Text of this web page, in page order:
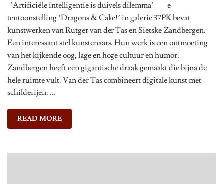
’Artificiële intelligentie is duivels dilemma’ e
tentoonstelling ’Dragons & Cake!’ in galerie 37PK bevat
kunstwerken van Rutger van der Tas en Sietske Zandbergen.
Een interessant stel kunstenaars. Hun werk is een ontmoeting
van het kijkende oog, lage en hoge cultuur en humor.
Zandbergen heeft een gigantische draak gemaakt die bijna de
hele ruimte vult. Van der Tas combineert digitale kunst met
schilderijen. ...
READ MORE